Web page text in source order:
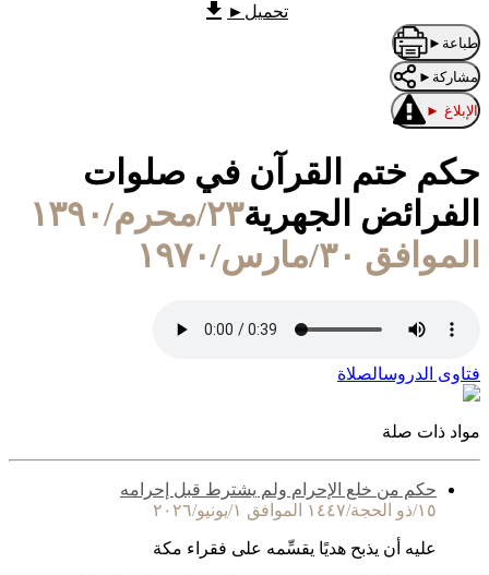
تحميل ►
طباعة ►
مشاركة ►
الإبلاغ ►
حكم ختم القرآن في صلوات
الفرائض الجهرية
٢٣/محرم/١٣٩٠
الموافق ٣٠/مارس/١٩٧٠
فتاوى الدروسالصلاة
مواد ذات صلة
حكم من خلع الإحرام ولم يشترط قبل إحرامه
١٥/ذو الحجة/١٤٤٧ الموافق ١/يونيو/٢٠٢٦
عليه أن يذبح هديًا يقسِّمه على فقراء مكة